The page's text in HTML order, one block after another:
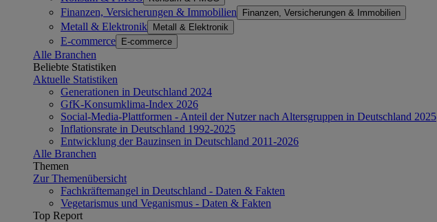
Finanzen, Versicherungen & Immobilien Finanzen, Versicherungen & Immobilien
Metall & Elektronik Metall & Elektronik
E-commerce E-commerce
Alle Branchen
Beliebte Statistiken
Aktuelle Statistiken
Generationen in Deutschland 2024
GfK-Konsumklima-Index 2026
Social-Media-Plattformen - Anteil der Nutzer nach Altersgruppen in Deutschland 2025
Inflationsrate in Deutschland 1992-2025
Entwicklung der Bauzinsen in Deutschland 2011-2026
Alle Branchen
Themen
Zur Themenübersicht
Fachkräftemangel in Deutschland - Daten & Fakten
Vegetarismus und Veganismus - Daten & Fakten
Top Report